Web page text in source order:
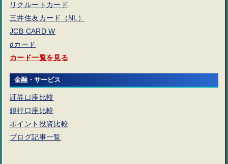
リクルートカード
三井住友カード（NL）
JCB CARD W
dカード
カード一覧を見る
金融・サービス
証券口座比較
銀行口座比較
ポイント投資比較
ブログ記事一覧